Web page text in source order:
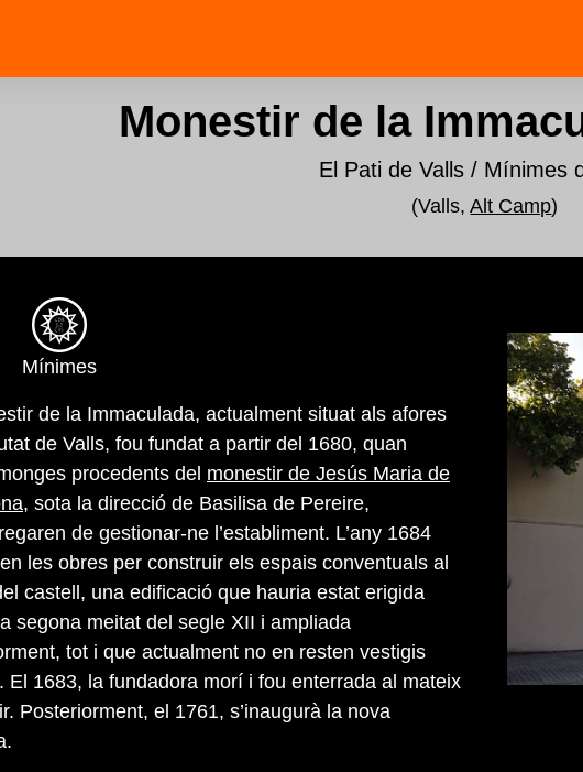
Monestir de la
El Pati de Valls / Mínimes
(Valls,Alt Camp)
Mínimes
de la Immaculada, actualment situat als afores
de Valls, fou fundat a partir del 1680, quan
procedents del monestir de Jesús Maria de
, sota la direcció de Basilisa de Pereire,
de gestionar-ne l’establiment. L’any 1684
les obres per construir els espais conventuals al
castell, una edificació que hauria estat erigida
segona meitat del segle XII i ampliada
tot i que actualment no en resten vestigis
El 1683, la fundadora morí i fou enterrada al mateix
Posteriorment, el 1761, s’inaugurà la nova